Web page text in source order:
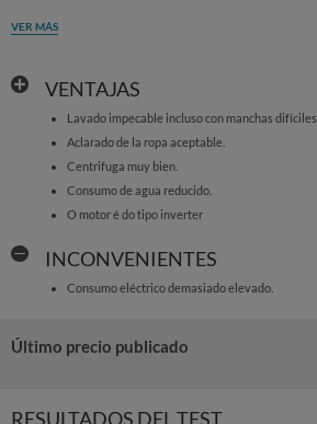
VER MÁS
VENTAJAS
Lavado impecable incluso con manchas difíciles.
Aclarado de la ropa aceptable.
Centrifuga muy bien.
Consumo de agua reducido.
O motor é do tipo inverter
INCONVENIENTES
Consumo eléctrico demasiado elevado.
Último precio publicado
RESULTADOS DEL TEST